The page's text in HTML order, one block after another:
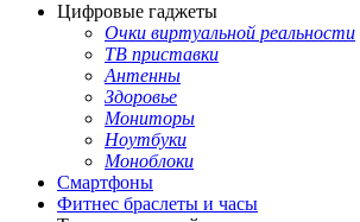
Цифровые гаджеты
Очки виртуальной реальности
ТВ приставки
Антенны
Здоровье
Мониторы
Ноутбуки
Моноблоки
Смартфоны
Фитнес браслеты и часы